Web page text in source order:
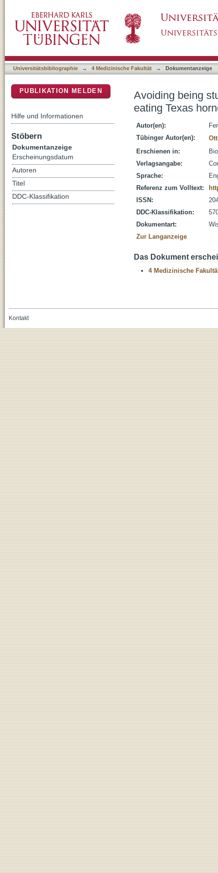
(Phrynosoma cornutum)
Universitätsbibliographie → 4 Medizinische Fakultät → Dokumentanzeige
Avoiding being
eating Texas
Autor(en):
Tübinger Autor(en):
Erschienen in:
Verlagsangabe:
Sprache:
Referenz zum Volltext:
ISSN:
DDC-Klassifikation:
Dokumentart:
Zur Langanzeige
Das Dokument
4 Medizinische
PUBLIKATION MELDEN
Hilfe und Informationen
Stöbern
Dokumentanzeige
Erscheinungsdatum
Autoren
Titel
DDC-Klassifikation
Kontakt